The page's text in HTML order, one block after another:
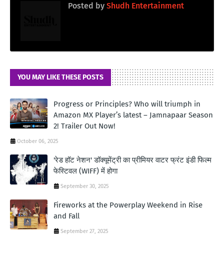
Posted by Shudh Entertainment
YOU MAY LIKE THESE POSTS
Progress or Principles? Who will triumph in
Amazon MX Player’s latest – Jamnapaar Season
2! Trailer Out Now!
October 06, 2025
'रेड हॉट नेशन' डॉक्यूमेंट्री का प्रीमियर वाटर फ्रंट इंडी फिल्म
फेस्टिवल (WIFF) में होगा
September 30, 2025
Fireworks at the Powerplay Weekend in Rise
and Fall
September 27, 2025